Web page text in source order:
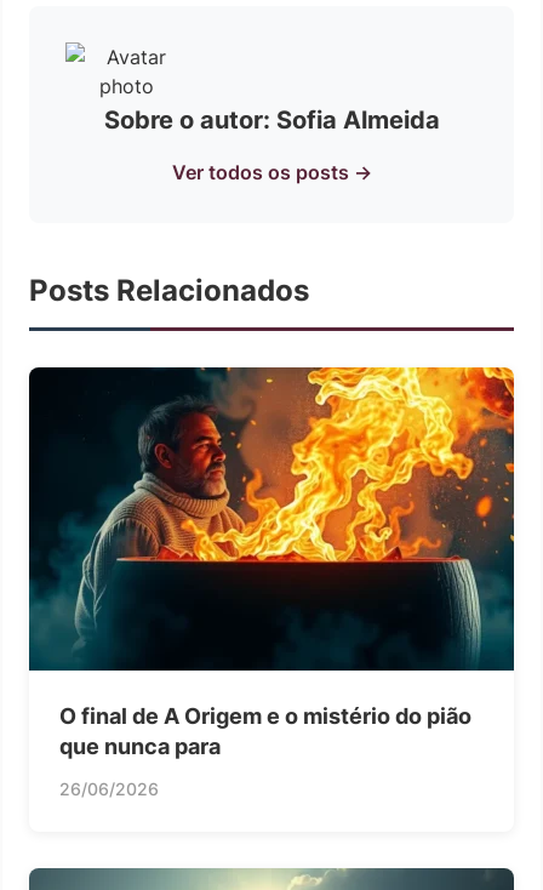
Sobre o autor: Sofia Almeida
Ver todos os posts →
Posts Relacionados
O final de A Origem e o mistério do pião
que nunca para
26/06/2026